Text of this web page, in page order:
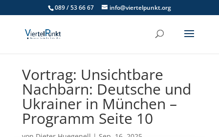
089 / 53 66 67 info@viertelpunkt.org
Vortrag: Unsichtbare
Nachbarn: Deutsche und
Ukrainer in München –
Programm Seite 10